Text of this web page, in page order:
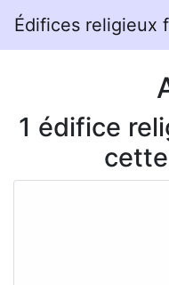
Édifices religieux
1 édifice